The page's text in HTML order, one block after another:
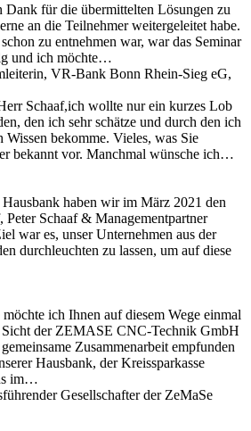
für die übermittelten Lösungen zu
an die Teilnehmer weitergeleitet habe.
zu entnehmen war, war das Seminar
und ich möchte…
VR-Bank Bonn Rhein-Sieg eG,
Schaaf,ich wollte nur ein kurzes Lob
den ich sehr schätze und durch den ich
Wissen bekomme. Vieles, was Sie
bekannt vor. Manchmal wünsche ich…
haben wir im März 2021 den
Schaaf & Managementpartner
war es, unser Unternehmen aus der
durchleuchten zu lassen, um auf diese
ich Ihnen auf diesem Wege einmal
Sicht der ZEMASE CNC-Technik GmbH
Zusammenarbeit empfunden
Hausbank, der Kreissparkasse
im…
Gesellschafter der ZeMaSe